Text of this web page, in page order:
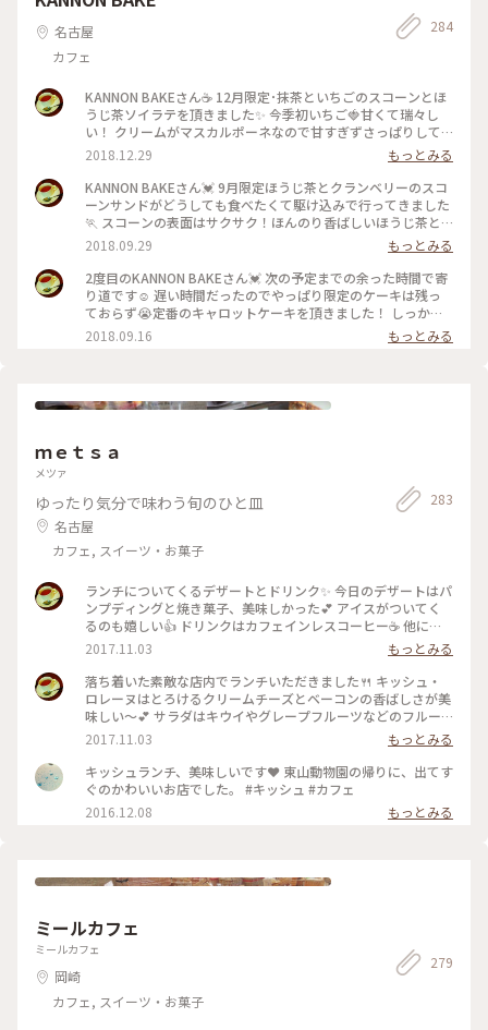
名古屋
カフェ
284
KANNON BAKEさん☕ 12月限定･抹茶といちごのスコーンとほ
うじ茶ソイラテを頂きました✨ 今季初いちご🍓甘くて瑞々し
い！ クリームがマスカルポーネなので甘すぎずさっぱりして
いて、抹茶の香りも楽しめて美味しい😋💓 ほうじ茶ソイラテ
もほうじ茶の香りでほっこり…✨ 幸せなブレイクタイムになり
ました😍 #名古屋 #本山 #カフェ #スコーン #抹茶 #いちご #ほ
うじ茶 #ソイラテ #ことりっぷ愛知
2018.12.29
もっとみる
KANNON BAKEさん💓 9月限定ほうじ茶とクランベリーのスコ
ーンサンドがどうしても食べたくて駆け込みで行ってきました
🏃 スコーンの表面はサクサク！ほんのり香ばしいほうじ茶と
爽やかなクランベリーが美味しい～！ すき間時間に伺ったの
で長居ができず、、コーヒーはお持ち帰り用カップにしてくだ
さり、帰りには紙袋に入れていただけ嬉しかったです😊 #名古
屋 #本山 #カフェ #コーヒー #スコーン #ほうじ茶 #クランベリ
ー #ことりっぷ愛知
2018.09.29
もっとみる
2度目のKANNON BAKEさん💓 次の予定までの余った時間で寄
り道です☺️ 遅い時間だったのでやっぱり限定のケーキは残っ
ておらず😭定番のキャロットケーキを頂きました！ しっかり
した生地にくるみがゴロゴロ、スパイスが効いていて甘すぎず
美味しい！サワークリームが爽やかです😊 お客さんもまばら
キャロットケーキ #ことりっぷ愛知
2018.09.16 もっとみる
ｍｅｔｓａ
メツァ
ゆったり気分で味わう旬のひと皿
名古屋
カフェ, スイーツ・お菓子
283
ランチについてくるデザートとドリンク✨ 今日のデザートはパ
ンプディングと焼き菓子、美味しかった💕 アイスがついてく
るのも嬉しい👍 ドリンクはカフェインレスコーヒー☕ 他にも
ハーブティーなど体に優しい飲み物の種類が多いのも魅力です
😘 #名古屋 #東山公園 #ランチ #スイーツ #デザート #パンプデ
ィング #コーヒー #カフェインレス #ハーブティー
2017.11.03
もっとみる
落ち着いた素敵な店内でランチいただきました🍴 キッシュ・
ロレーヌはとろけるクリームチーズとベーコンの香ばしさが美
味しい～💕 サラダはキウイやグレープフルーツなどのフルー
ツも入っていて甘みが美味しかった😋 店先でアクセサリーな
ども売ってましたが可愛くてそちらにも惹かれる…💍 #名古屋
#東山公園 #ランチ #キッシュ #サラダ #野菜 #雑貨
2017.11.03
もっとみる
キッシュランチ、美味しいです❤ 東山動物園の帰りに、出てす
ぐのかわいいお店でした。 #キッシュ #カフェ
2016.12.08
もっとみる
ミールカフェ
ミールカフェ
岡崎
カフェ, スイーツ・お菓子
279